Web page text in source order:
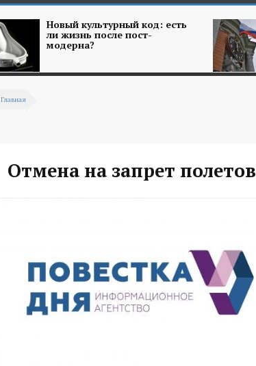
Новый культурный код: есть
ли жизнь после пост-
модерна?
Главная
Отмена на запрет полетов